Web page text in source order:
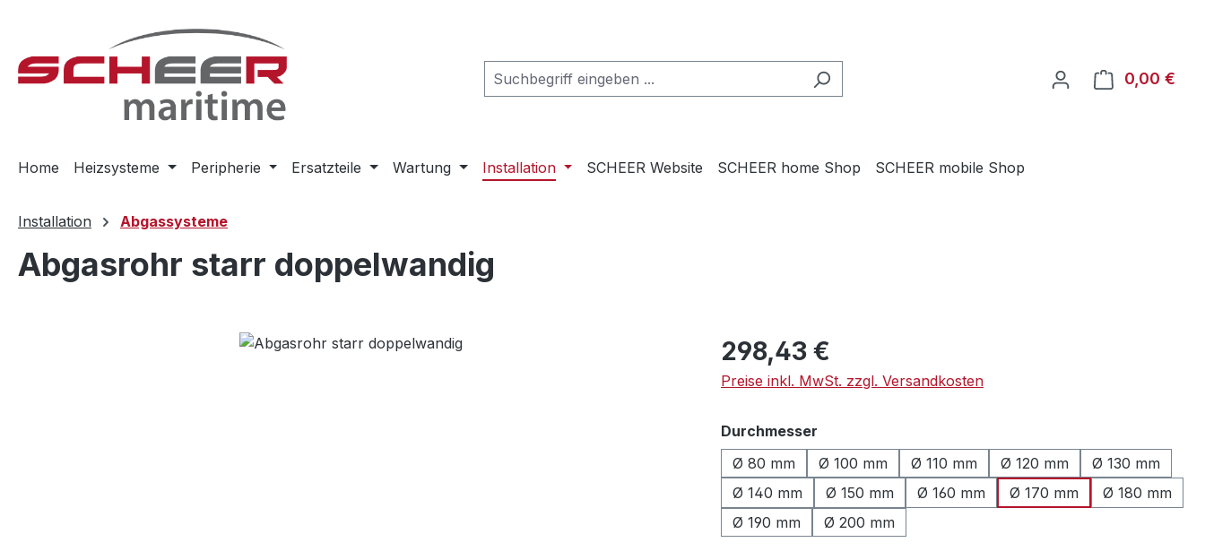
0,00 €
Home Heizsysteme Peripherie Ersatzteile Wartung Installation SCHEER Website SCHEER home Shop SCHEER mobile Shop
Installation Abgassysteme
Abgasrohr starr doppelwandig
Regulärer Preis:
298,43 €
Preise inkl. MwSt. zzgl. Versandkosten
Durchmesser
Ø 80 mm
Ø 100 mm Ø 110 mm Ø 120 mm
Ø 130 mm
Ø 140 mm
Ø 150 mm Ø 160 mm Ø 170 mm
Ø 180 mm
Ø 190 mm
Ø 200 mm